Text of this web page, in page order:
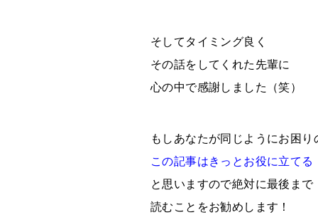
そしてタイミング良く
その話をしてくれた先輩に
心の中で感謝しました（笑）
もしあなたが同じようにお困り
この記事はきっとお役に立てる
と思いますので絶対に最後まで
読むことをお勧めします！